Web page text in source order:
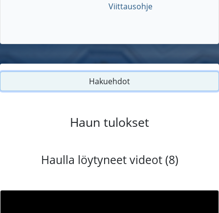
Viittausohje
Hakuehdot
Haun tulokset
Haulla löytyneet videot (8)